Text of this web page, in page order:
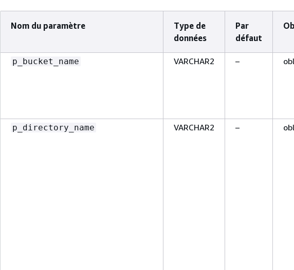
Nom du paramètre
Type de
données
Par
défaut
p_bucket_name VARCHAR2 –
p_directory_name VARCHAR2 –